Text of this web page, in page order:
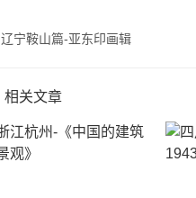
辽宁鞍山篇-亚东印画辑
相关文章